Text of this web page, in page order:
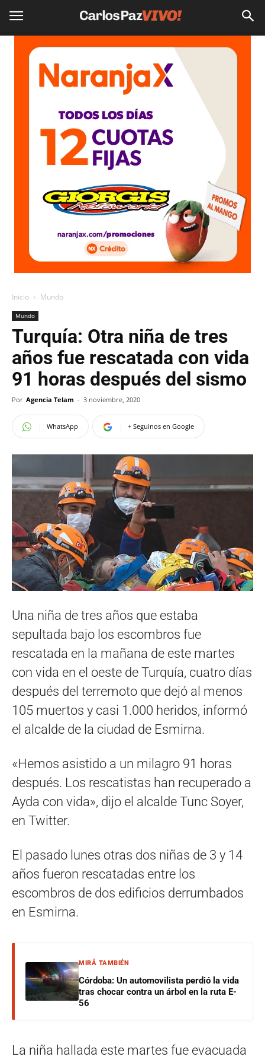
Inicio Mundo
Mundo
Turquía: Otra niña de tres
años fue rescatada con vida
91 horas después del sismo
Por Agencia Telam - 3 noviembre, 2020
WhatsApp + Seguinos en Google
Una niña de tres años que estaba
sepultada bajo los escombros fue
rescatada en la mañana de este martes
con vida en el oeste de Turquía, cuatro días
después del terremoto que dejó al menos
105 muertos y casi 1.000 heridos, informó
el alcalde de la ciudad de Esmirna.
«Hemos asistido a un milagro 91 horas
después. Los rescatistas han recuperado a
Ayda con vida», dijo el alcalde Tunc Soyer,
en Twitter.
El pasado lunes otras dos niñas de 3 y 14
años fueron rescatadas entre los
escombros de dos edificios derrumbados
en Esmirna.
MIRÁ TAMBIÉN
Córdoba: Un automovilista perdió la vida
tras chocar contra un árbol en la ruta E-
56
La niña hallada este martes fue evacuada